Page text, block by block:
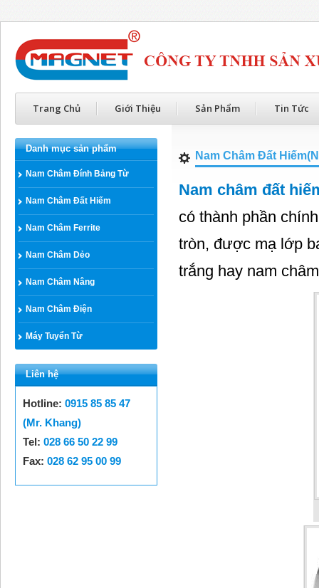
Trang Chủ Giới Thiệu Sản Phẩm Tin Tức
Nam Châm Đất
Nam châm đất
có thành phần
tròn, được mạ lớp
trắng hay nam
Danh mục sản phẩm
Nam Châm Đính Bảng Từ
Nam Châm Đất Hiếm
Nam Châm Ferrite
Nam Châm Dẻo
Nam Châm Nâng
Nam Châm Điện
Máy Tuyển Từ
Liên hệ
Hotline: 0915 85 85 47
(Mr. Khang)
Tel: 028 66 50 22 99
Fax: 028 62 95 00 99